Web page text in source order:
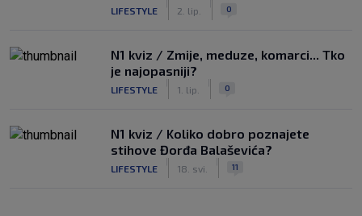
LIFESTYLE 2. lip. 0
N1 kviz / Zmije, meduze, komarci... Tko
je najopasniji?
LIFESTYLE 1. lip. 0
N1 kviz / Koliko dobro poznajete
stihove Đorđa Balaševića?
LIFESTYLE 18. svi. 11